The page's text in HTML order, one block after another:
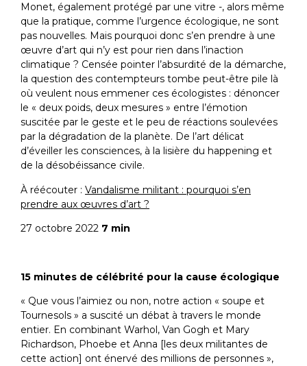
Monet, également protégé par une vitre -, alors même
que la pratique, comme l’urgence écologique, ne sont
pas nouvelles. Mais pourquoi donc s’en prendre à une
œuvre d’art qui n’y est pour rien dans l’inaction
climatique ? Censée pointer l’absurdité de la démarche,
la question des contempteurs tombe peut-être pile là
où veulent nous emmener ces écologistes : dénoncer
le « deux poids, deux mesures » entre l’émotion
suscitée par le geste et le peu de réactions soulevées
par la dégradation de la planète. De l’art délicat
d’éveiller les consciences, à la lisière du happening et
de la désobéissance civile.
À réécouter : Vandalisme militant : pourquoi s’en
prendre aux œuvres d’art ?
27 octobre 2022 7 min
15 minutes de célébrité pour la cause écologique
« Que vous l’aimiez ou non, notre action « soupe et
Tournesols » a suscité un débat à travers le monde
entier. En combinant Warhol, Van Gogh et Mary
Richardson, Phoebe et Anna [les deux militantes de
cette action] ont énervé des millions de personnes »,